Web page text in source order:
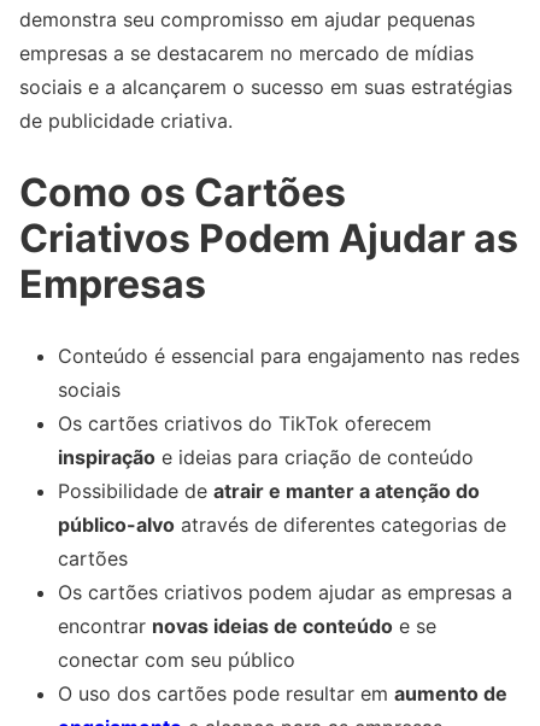
demonstra seu compromisso em ajudar pequenas
empresas a se destacarem no mercado de mídias
sociais e a alcançarem o sucesso em suas estratégias
de publicidade criativa.
Como os Cartões
Criativos Podem Ajudar as
Empresas
Conteúdo é essencial para engajamento nas redes
sociais
Os cartões criativos do TikTok oferecem
inspiração e ideias para criação de conteúdo
Possibilidade de atrair e manter a atenção do
público-alvo através de diferentes categorias de
cartões
Os cartões criativos podem ajudar as empresas a
encontrar novas ideias de conteúdo e se
conectar com seu público
O uso dos cartões pode resultar em aumento de